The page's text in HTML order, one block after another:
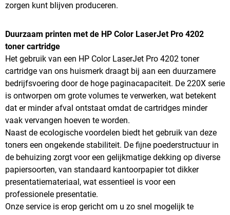
zorgen kunt blijven produceren.
Duurzaam printen met de HP Color LaserJet Pro 4202
toner cartridge
Het gebruik van een HP Color LaserJet Pro 4202 toner
cartridge van ons huismerk draagt bij aan een duurzamere
bedrijfsvoering door de hoge paginacapaciteit. De 220X serie
is ontworpen om grote volumes te verwerken, wat betekent
dat er minder afval ontstaat omdat de cartridges minder
vaak vervangen hoeven te worden.
Naast de ecologische voordelen biedt het gebruik van deze
toners een ongekende stabiliteit. De fijne poederstructuur in
de behuizing zorgt voor een gelijkmatige dekking op diverse
papiersoorten, van standaard kantoorpapier tot dikker
presentatiemateriaal, wat essentieel is voor een
professionele presentatie.
Onze service is erop gericht om u zo snel mogelijk te